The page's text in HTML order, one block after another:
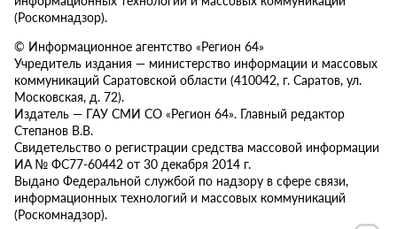
(Роскомнадзор).
© Информационное агентство «Регион 64»
Учредитель издания — министерство информации и массовых
коммуникаций Саратовской области (410042, г. Саратов, ул.
Московская, д. 72).
Издатель — ГАУ СМИ СО «Регион 64». Главный редактор
Степанов В.В.
Свидетельство о регистрации средства массовой информации
ИА № ФС77-60442 от 30 декабря 2014 г.
Выдано Федеральной службой по надзору в сфере связи,
информационных технологий и массовых коммуникаций
(Роскомнадзор).